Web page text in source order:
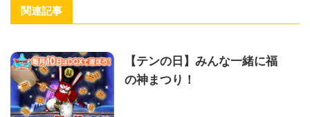
関連記事
【テンの日】みんな一緒に福
の神まつり！